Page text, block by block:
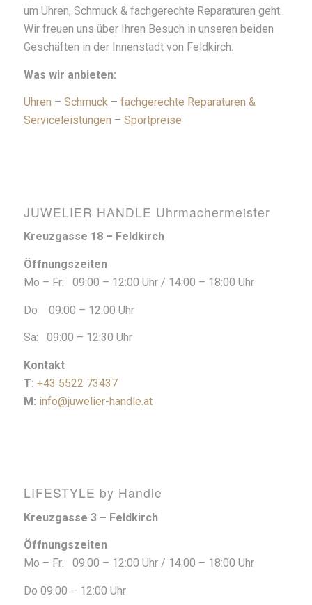
um Uhren, Schmuck & fachgerechte Reparaturen geht.
Wir freuen uns über Ihren Besuch in unseren beiden
Geschäften in der Innenstadt von Feldkirch.
Was wir anbieten:
Uhren – Schmuck– fachgerechte Reparaturen &
Serviceleistungen – Sportpreise
JUWELIER HANDLE Uhrmachermeister
Kreuzgasse 18 – Feldkirch
Öffnungszeiten
Mo – Fr: 09:00 – 12:00 Uhr / 14:00 – 18:00 Uhr
Do 09:00 – 12:00 Uhr
Sa: 09:00 – 12:30 Uhr
Kontakt
T: +43 5522 73437
M: info@juwelier-handle.at
LIFESTYLE by Handle
Kreuzgasse 3 – Feldkirch
Öffnungszeiten
Mo – Fr: 09:00 – 12:00 Uhr / 14:00 – 18:00 Uhr
Do 09:00 – 12:00 Uhr